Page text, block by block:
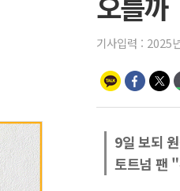
기사입력 : 2025
9일 보되
토트넘 팬